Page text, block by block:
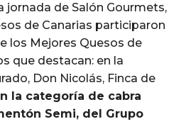
jornada de Salón Gourmets,
de Canarias participaron
los Mejores Quesos de
que destacan: en la
Don Nicolás, Finca de
la categoría de cabra
Semi, del Grupo